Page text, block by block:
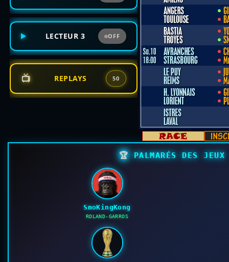
LECTEUR 3 OFF
📺 REPLAYS 50
🏆 PALMARÉS DES
SmoKingKong
ROLAND-GARROS